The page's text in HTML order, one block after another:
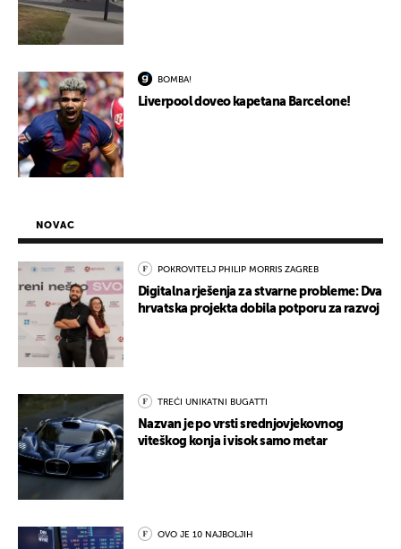
BOMBA!
Liverpool doveo kapetana Barcelone!
NOVAC
POKROVITELJ PHILIP MORRIS ZAGREB
Digitalna rješenja za stvarne probleme: Dva
hrvatska projekta dobila potporu za razvoj
TREĆI UNIKATNI BUGATTI
Nazvan je po vrsti srednjovjekovnog
viteškog konja i visok samo metar
OVO JE 10 NAJBOLJIH